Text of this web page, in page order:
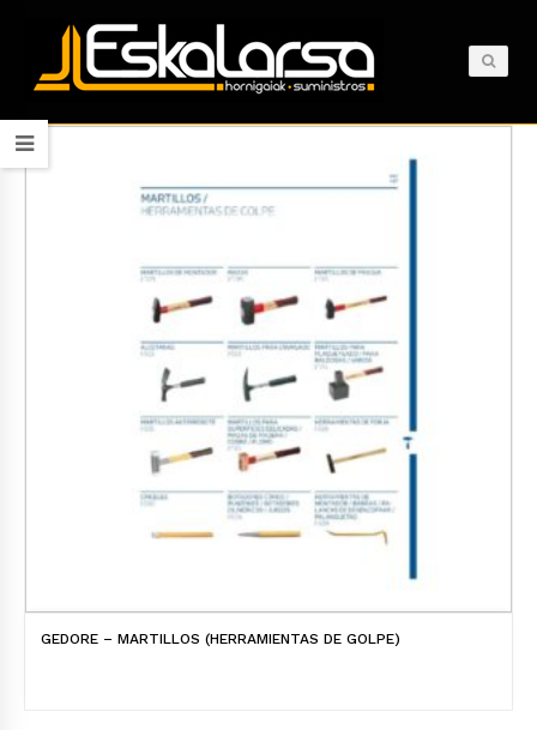
GEDORE – MARTILLOS (HERRAMIENTAS DE GOLPE)